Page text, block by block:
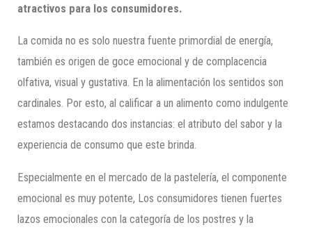
atractivos para los consumidores.
La comida no es solo nuestra fuente primordial de energía,
también es origen de goce emocional y de complacencia
olfativa, visual y gustativa. En la alimentación los sentidos son
cardinales. Por esto, al calificar a un alimento como indulgente
estamos destacando dos instancias: el atributo del sabor y la
experiencia de consumo que este brinda.
Especialmente en el mercado de la pastelería, el componente
emocional es muy potente, Los consumidores tienen fuertes
lazos emocionales con la categoría de los postres y la